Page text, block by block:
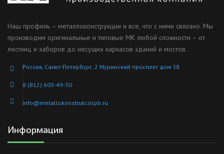
Наш профиль – металлоконструкции и все, что с ними связано. Мы
производим оригинальные и типовые МК любой сложности – от
лестниц и заборов до несущих каркасов зданий и мостов.
Россия, Санкт-Петербург, 2 Муринский проспект дом 38
8 (812) 603-49-30
info@metallokonstrukciispb.ru
Информация